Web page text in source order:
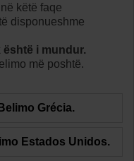
këtë faqe
disponueshme
i mundur.
më poshtë.
Grécia.
Estados Unidos.